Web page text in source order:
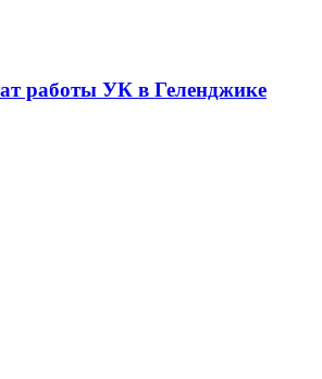
работы УК в Геленджике